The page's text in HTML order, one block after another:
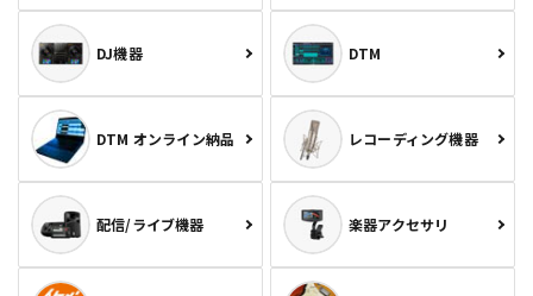
DJ機器 DTM
DTM オンライン納品 レコーディング機器
配信/ライブ機器 楽器アクセサリ